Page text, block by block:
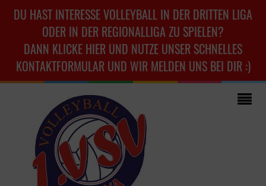
DU HAST INTERESSE VOLLEYBALL IN DER DRITTEN LIGA
ODER IN DER REGIONALLIGA ZU SPIELEN?
DANN KLICKE HIER UND NUTZE UNSER SCHNELLES
KONTAKTFORMULAR UND WIR MELDEN UNS BEI DIR :)